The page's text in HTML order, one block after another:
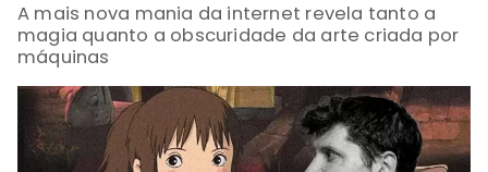
A mais nova mania da internet revela tanto a
magia quanto a obscuridade da arte criada por
máquinas